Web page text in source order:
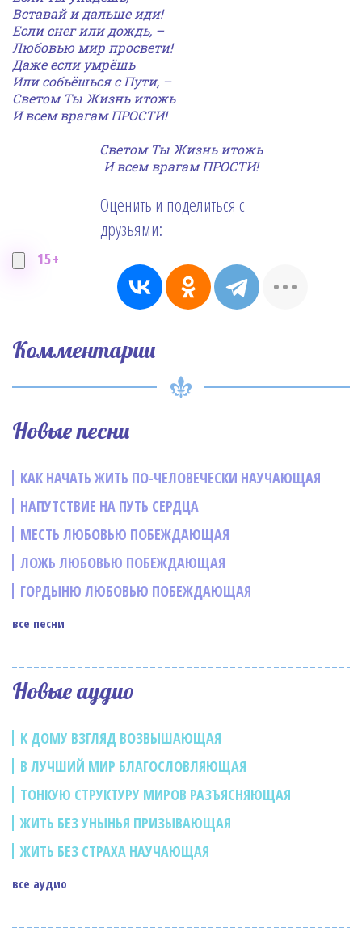
Вставай и дальше иди!
Если снег или дождь, –
Любовью мир просвети!
Даже если умрёшь
Или собьёшься с Пути, –
Светом Ты Жизнь итожь
И всем врагам ПРОСТИ!
Светом Ты Жизнь итожь
И всем врагам ПРОСТИ!
15+
Оценить и поделиться с
друзьями:
Комментарии
Новые песни
КАК НАЧАТЬ ЖИТЬ ПО-ЧЕЛОВЕЧЕСКИ НАУЧАЮЩАЯ
НАПУТСТВИЕ НА ПУТЬ СЕРДЦА
МЕСТЬ ЛЮБОВЬЮ ПОБЕЖДАЮЩАЯ
ЛОЖЬ ЛЮБОВЬЮ ПОБЕЖДАЮЩАЯ
ГОРДЫНЮ ЛЮБОВЬЮ ПОБЕЖДАЮЩАЯ
все песни
Новые аудио
К ДОМУ ВЗГЛЯД ВОЗВЫШАЮЩАЯ
В ЛУЧШИЙ МИР БЛАГОСЛОВЛЯЮЩАЯ
ТОНКУЮ СТРУКТУРУ МИРОВ РАЗЪЯСНЯЮЩАЯ
ЖИТЬ БЕЗ УНЫНЬЯ ПРИЗЫВАЮЩАЯ
ЖИТЬ БЕЗ СТРАХА НАУЧАЮЩАЯ
все аудио